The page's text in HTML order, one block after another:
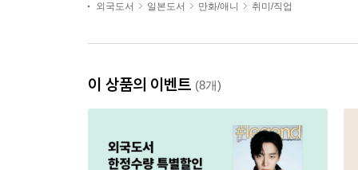
외국도서 일본도서 만화/애니 취미/직업
이 상품의 이벤트 (8개)